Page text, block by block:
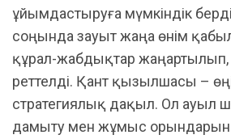
ұйымдастыруға мүмкіндік
соңында зауыт жаңа өнім
құрал-жабдықтар жаңартылып,
реттелді. Қант қызылшасы –
стратегиялық дақыл. Ол ауыл
дамыту мен жұмыс орындарын